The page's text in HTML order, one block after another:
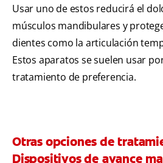
Usar uno de estos reducirá el
músculos mandibulares y
dientes como la articulación
Estos aparatos se suelen usar
tratamiento de preferencia.
Otras opciones de
Dispositivos de avance